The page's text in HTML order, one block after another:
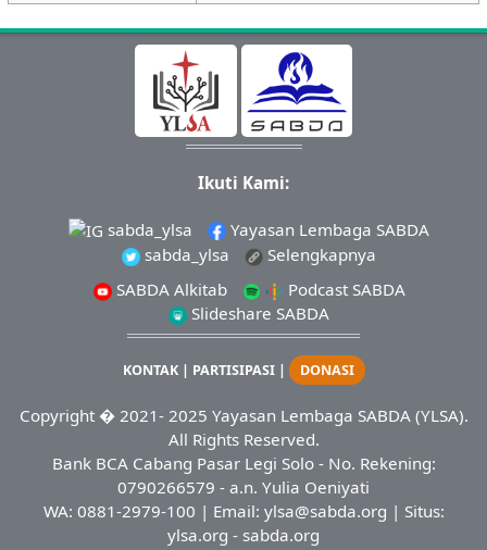
Ikuti Kami:
sabda_ylsa
Yayasan Lembaga SABDA
sabda_ylsa
Selengkapnya
SABDA Alkitab
Podcast SABDA
Slideshare SABDA
KONTAK| PARTISIPASI| DONASI
Copyright� 2021- 2025 Yayasan Lembaga SABDA (YLSA).
All Rights Reserved.
Bank BCA Cabang Pasar Legi Solo - No. Rekening:
0790266579 - a.n. Yulia Oeniyati
WA: 0881-2979-100 | Email: ylsa@sabda.org | Situs:
ylsa.org - sabda.org